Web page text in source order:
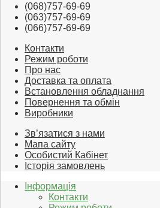
(068)757-69-69
(063)757-69-69
(066)757-69-69
Контакти
Режим роботи
Про нас
Доставка та оплата
Встановлення обладнання
Повернення та обмін
Виробники
Зв’язатися з нами
Мапа сайту
Особистий Кабінет
Історія замовлень
Інформація
Контакти